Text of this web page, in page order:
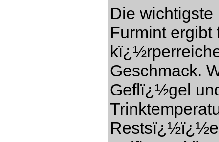
Die wichtigste
Furmint ergibt
Geschmack.
Geflï¿½gel